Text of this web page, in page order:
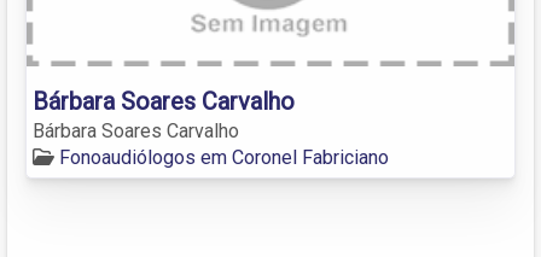
Bárbara Soares Carvalho
Bárbara Soares Carvalho
Fonoaudiólogos em Coronel Fabriciano